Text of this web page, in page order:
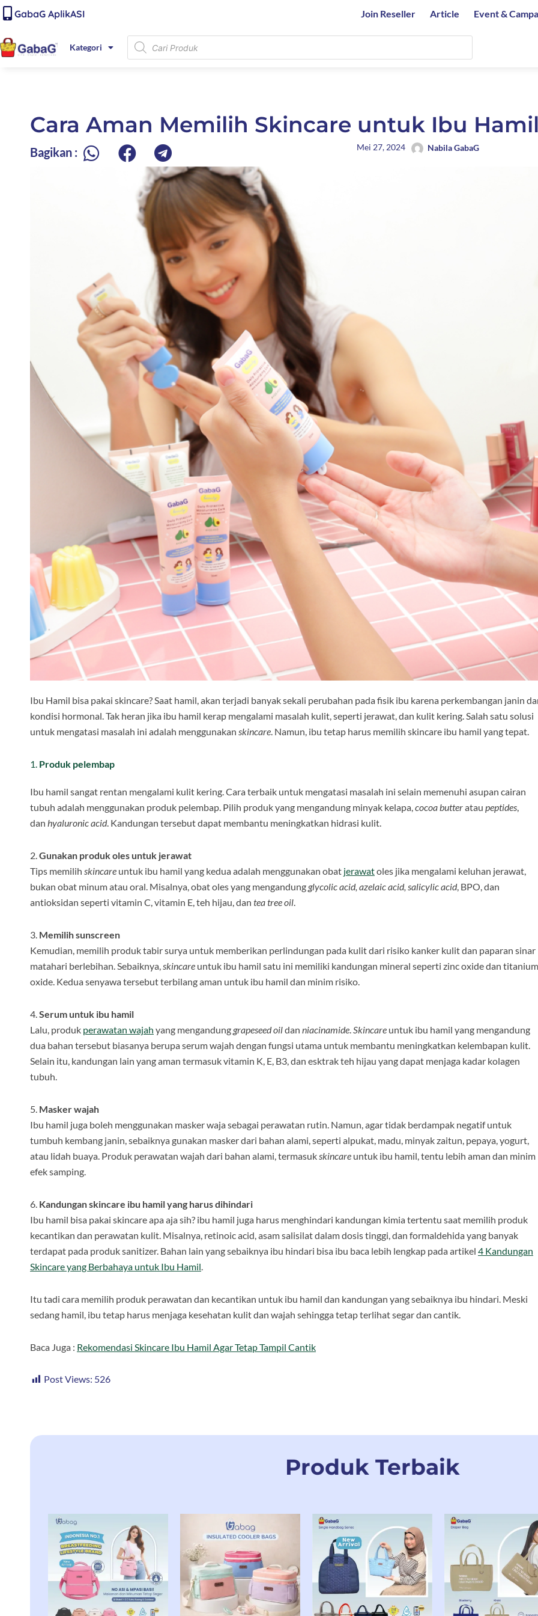
content
Lewati
ke
konten
GabaG AplikASI Join Reseller Article Event &
Kategori
Products
search
Cara Aman Memilih Skincare untuk Ibu Hamil
Bagikan : Mei 27, 2024 Nabila GabaG
Ibu Hamil bisa pakai skincare? Saat hamil, akan terjadi banyak sekali perubahan pada fisik ibu karena perkembangan janin
kondisi hormonal. Tak heran jika ibu hamil kerap mengalami masalah kulit, seperti jerawat, dan kulit kering. Salah satu solusi
untuk mengatasi masalah ini adalah menggunakan skincare. Namun, ibu tetap harus memilih skincare ibu hamil yang tepat.
1. Produk pelembap
Ibu hamil sangat rentan mengalami kulit kering. Cara terbaik untuk mengatasi masalah ini selain memenuhi asupan cairan
tubuh adalah menggunakan produk pelembap. Pilih produk yang mengandung minyak kelapa,cocoa butteratau peptides,
dan hyaluronic acid. Kandungan tersebut dapat membantu meningkatkan hidrasi kulit.
2.Gunakan produk oles untuk jerawat
Tips memilih skincare untuk ibu hamil yang kedua adalah menggunakan obat jerawatoles jika mengalami keluhan jerawat,
bukan obat minum atau oral. Misalnya, obat oles yang mengandung glycolic acid, azelaic acid, salicylic acid, BPO, dan
antioksidan seperti vitamin C, vitamin E, teh hijau, dan tea tree oil.
3. Memilih sunscreen
Kemudian, memilih produk tabir surya untuk memberikan perlindungan pada kulit dari risiko kanker kulit dan paparan sinar
matahari berlebihan. Sebaiknya,skincare untuk ibu hamil satu ini memiliki kandungan mineral seperti zinc oxide dan titanium
oxide. Kedua senyawa tersebut terbilang aman untuk ibu hamil dan minim risiko.
4.Serum untuk ibu hamil
Lalu, produk perawatan wajah yang mengandung grapeseed oildan niacinamide.Skincare untuk ibu hamil yang mengandung
dua bahan tersebut biasanya berupa serum wajah dengan fungsi utama untuk membantu meningkatkan kelembapan kulit.
Selain itu, kandungan lain yang aman termasuk vitamin K, E, B3, dan esktrak teh hijau yang dapat menjaga kadar kolagen
tubuh.
5. Masker wajah
Ibu hamil juga boleh menggunakan masker waja sebagai perawatan rutin. Namun, agar tidak berdampak negatif untuk
tumbuh kembang janin, sebaiknya gunakan masker dari bahan alami, seperti alpukat, madu, minyak zaitun, pepaya, yogurt,
atau lidah buaya. Produk perawatan wajah dari bahan alami, termasukskincare untuk ibu hamil, tentu lebih aman dan minim
efek samping.
6. Kandungan skincare ibu hamil yang harus dihindari
Ibu hamil bisa pakai skincare apa aja sih? ibu hamil juga harus menghindari kandungan kimia tertentu saat memilih produk
kecantikan dan perawatan kulit. Misalnya, retinoic acid, asam salisilat dalam dosis tinggi, dan formaldehida yang banyak
terdapat pada produk sanitizer. Bahan lain yang sebaiknya ibu hindari bisa ibu baca lebih lengkap pada artikel 4 Kandungan
Skincare yang Berbahaya untuk Ibu Hamil.
Itu tadi cara memilih produk perawatan dan kecantikan untuk ibu hamil dan kandungan yang sebaiknya ibu hindari. Meski
sedang hamil, ibu tetap harus menjaga kesehatan kulit dan wajah sehingga tetap terlihat segar dan cantik.
Baca Juga : Rekomendasi Skincare Ibu Hamil Agar Tetap Tampil Cantik
Post Views: 526
Produk Terbaik